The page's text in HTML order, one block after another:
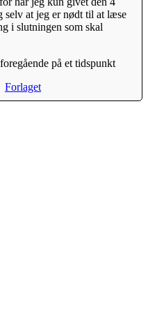
selv at jeg er nødt til at læse
i slutningen som skal
på et tidspunkt
Forlaget